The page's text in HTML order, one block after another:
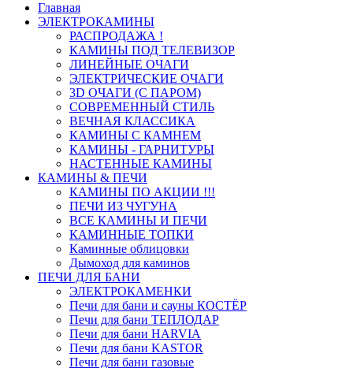
Главная
ЭЛЕКТРОКАМИНЫ
РАСПРОДАЖА !
КАМИНЫ ПОД ТЕЛЕВИЗОР
ЛИНЕЙНЫЕ ОЧАГИ
ЭЛЕКТРИЧЕСКИЕ ОЧАГИ
3D ОЧАГИ (С ПАРОМ)
СОВРЕМЕННЫЙ СТИЛЬ
ВЕЧНАЯ КЛАССИКА
КАМИНЫ С КАМНЕМ
КАМИНЫ - ГАРНИТУРЫ
НАСТЕННЫЕ КАМИНЫ
КАМИНЫ & ПЕЧИ
КАМИНЫ ПО АКЦИИ !!!
ПЕЧИ ИЗ ЧУГУНА
ВСЕ КАМИНЫ И ПЕЧИ
КАМИННЫЕ ТОПКИ
Каминные облицовки
Дымоход для каминов
ПЕЧИ ДЛЯ БАНИ
ЭЛЕКТРОКАМЕНКИ
Печи для бани и сауны КОСТЁР
Печи для бани ТЕПЛОДАР
Печи для бани HARVIA
Печи для бани KASTOR
Печи для бани газовые